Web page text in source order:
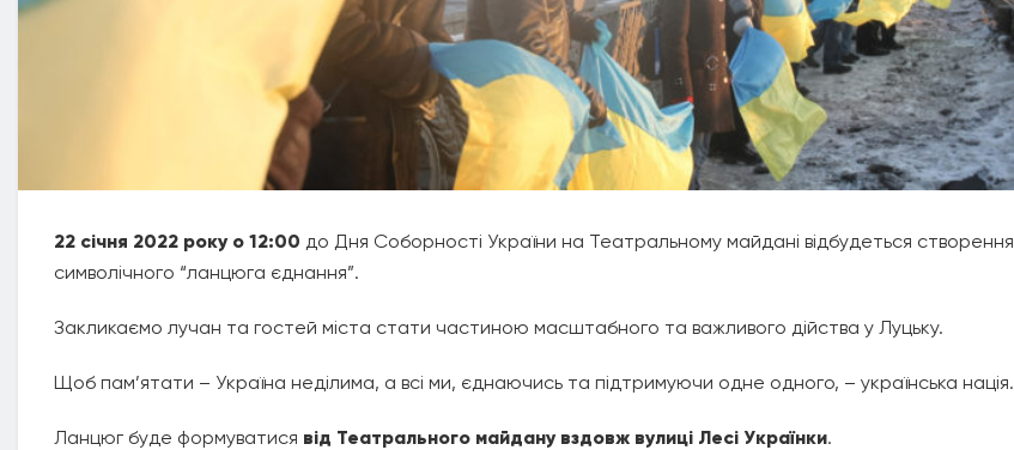
22 січня 2022 року о 12:00 до Дня Соборності України на Театральному майдані відбудеться створення
символічного “ланцюга єднання”.
Закликаємо лучан та гостей міста стати частиною масштабного та важливого дійства у Луцьку.
Щоб пам’ятати – Україна неділима, а всі ми, єднаючись та підтримуючи одне одного, – українська нація.
Ланцюг буде формуватися від Театрального майдану вздовж вулиці Лесі Українки.